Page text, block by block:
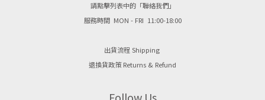
請點擊列表中的「聯絡我們」
服務時間 MON - FRI 11:00-18:00
出貨流程 Shipping
退換貨政策 Returns & Refund